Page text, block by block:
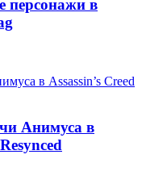
персонажи в
Анимуса в